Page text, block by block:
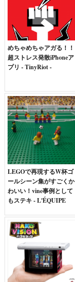
めちゃめちゃアガる！！
超ストレス発散iPhoneア
プリ - TinyRiot -
LEGOで再現するW杯ゴ
ールシーン集がすごくか
わいい！vine事例として
もステキ - L'ÉQUIPE